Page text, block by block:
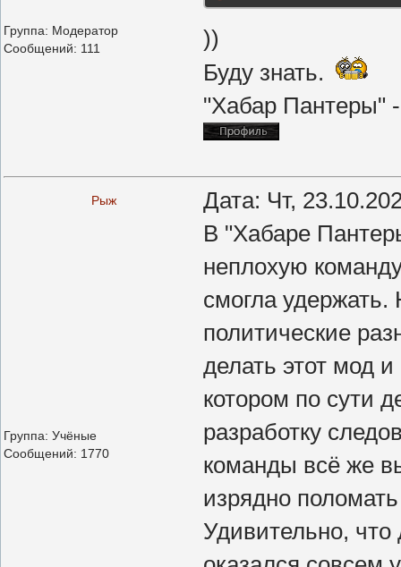
Группа: Модератор
Сообщений: 111
))
Буду знать.
"Хабар Пантеры"
Рыж Дата: Чт,
Группа: Учёные
Сообщений: 1770
В "Хабаре
неплохую
смогла
политические
делать этот мод
котором по сути
разработку
команды всё же
изрядно
Удивительно,